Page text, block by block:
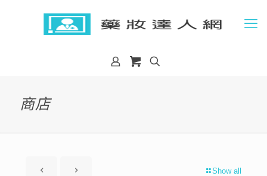
商店
Show all